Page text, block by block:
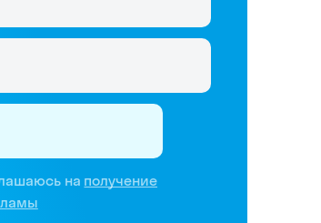
на получение